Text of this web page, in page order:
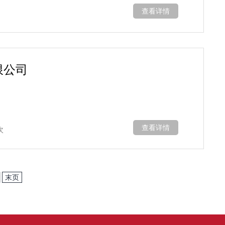
查看详情
司
查看详情
末页